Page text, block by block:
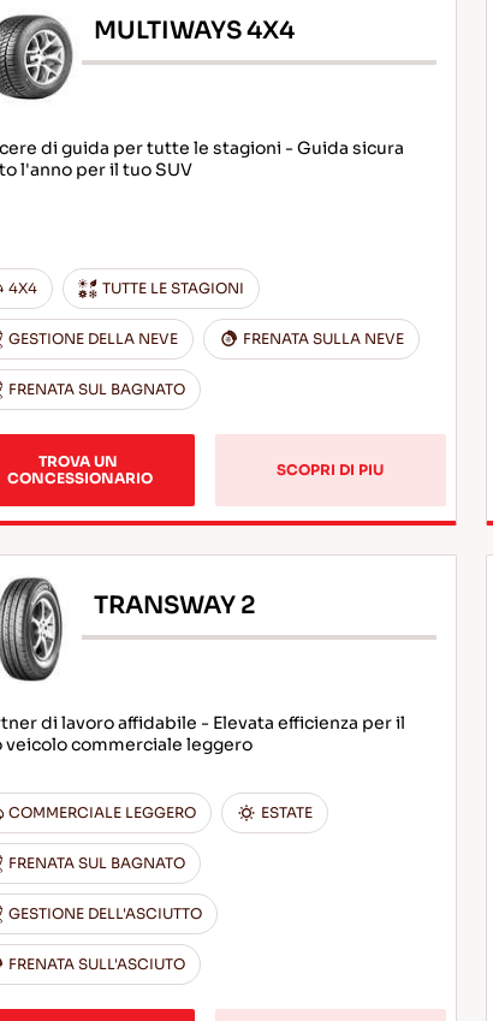
MULTIWAYS 4X4
di guida per tutte le stagioni - Guida sicura
l'anno per il tuo SUV
4X4 TUTTE LE STAGIONI
GESTIONE DELLA NEVE FRENATA SULLA NEVE
FRENATA SUL BAGNATO
TROVA UN
CONCESSIONARIO
SCOPRI DI PIU
TRANSWAY 2
di lavoro affidabile - Elevata efficienza per il
veicolo commerciale leggero
COMMERCIALE LEGGERO ESTATE
FRENATA SUL BAGNATO
GESTIONE DELL'ASCIUTTO
FRENATA SULL'ASCIUTO